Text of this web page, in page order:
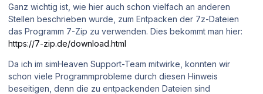
Ganz wichtig ist, wie hier auch schon vielfach an anderen
Stellen beschrieben wurde, zum Entpacken der 7z-Dateien
das Programm 7-Zip zu verwenden. Dies bekommt man hier:
https://7-zip.de/download.html
Da ich im simHeaven Support-Team mitwirke, konnten wir
schon viele Programmprobleme durch diesen Hinweis
beseitigen, denn die zu entpackenden Dateien sind